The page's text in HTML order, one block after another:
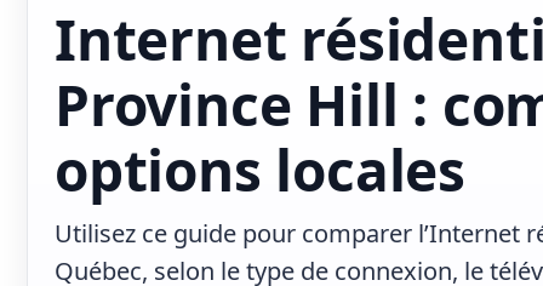
Internet
Province Hill :
options locales
Utilisez ce guide pour comparer l’Internet
Québec, selon le type de connexion, le